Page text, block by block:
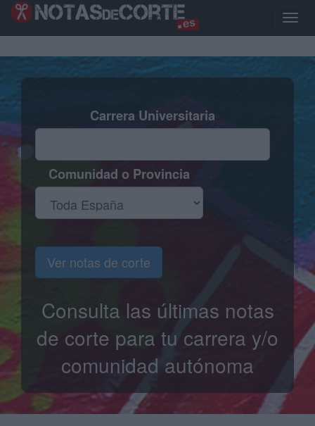
Pasar
Toggle
Carrera Universitaria
Comunidad o Provincia
Ver notas de corte
Consulta las últimas notas
de corte para tu carrera y/o
comunidad autónoma